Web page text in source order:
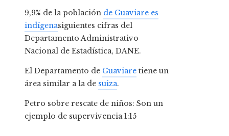
9,9% de la población de Guaviare es
indígenasiguientes cifras del
Departamento Administrativo
Nacional de Estadística, DANE.
El Departamento de Guaviare tiene un
área similar a la de suiza.
Petro sobre rescate de niños: Son un
ejemplo de supervivencia1:15